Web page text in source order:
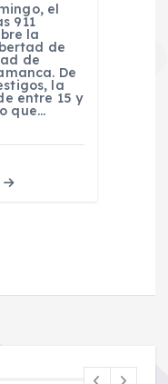
el
911
la
de
de
De
la
entre 15 y
que…